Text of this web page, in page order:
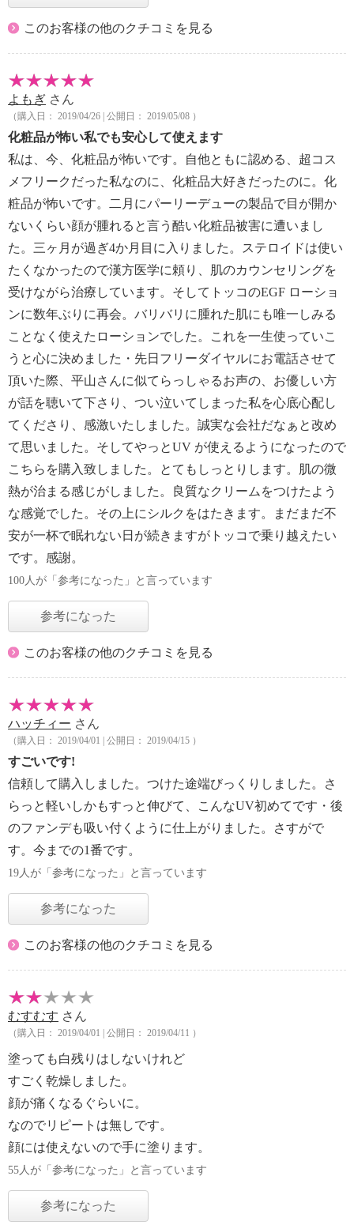
このお客様の他のクチコミを見る
よもぎ さん
（購入日： 2019/04/26 | 公開日： 2019/05/08 ）
化粧品が怖い私でも安心して使えます
私は、今、化粧品が怖いです。自他ともに認める、超コス
メフリークだった私なのに、化粧品大好きだったのに。化
粧品が怖いです。二月にパーリーデューの製品で目が開か
ないくらい顔が腫れると言う酷い化粧品被害に遭いまし
た。三ヶ月が過ぎ4か月目に入りました。ステロイドは使い
たくなかったので漢方医学に頼り、肌のカウンセリングを
受けながら治療しています。そしてトッコのEGF ローショ
ンに数年ぶりに再会。バリバリに腫れた肌にも唯一しみる
ことなく使えたローションでした。これを一生使っていこ
うと心に決めました・先日フリーダイヤルにお電話させて
頂いた際、平山さんに似てらっしゃるお声の、お優しい方
が話を聴いて下さり、つい泣いてしまった私を心底心配し
てくださり、感激いたしました。誠実な会社だなぁと改め
て思いました。そしてやっとUV が使えるようになったので
こちらを購入致しました。とてもしっとりします。肌の微
熱が治まる感じがしました。良質なクリームをつけたよう
な感覚でした。その上にシルクをはたきます。まだまだ不
安が一杯で眠れない日が続きますがトッコで乗り越えたい
です。感謝。
100人が「参考になった」と言っています
参考になった
このお客様の他のクチコミを見る
ハッチィー さん
（購入日： 2019/04/01 | 公開日： 2019/04/15 ）
すごいです!
信頼して購入しました。つけた途端びっくりしました。さ
らっと軽いしかもすっと伸びて、こんなUV初めてです・後
のファンデも吸い付くように仕上がりました。さすがで
す。今までの1番です。
19人が「参考になった」と言っています
参考になった
このお客様の他のクチコミを見る
むすむす さん
（購入日： 2019/04/01 | 公開日： 2019/04/11 ）
塗っても白残りはしないけれど
すごく乾燥しました。
顔が痛くなるぐらいに。
なのでリピートは無しです。
顔には使えないので手に塗ります。
55人が「参考になった」と言っています
参考になった